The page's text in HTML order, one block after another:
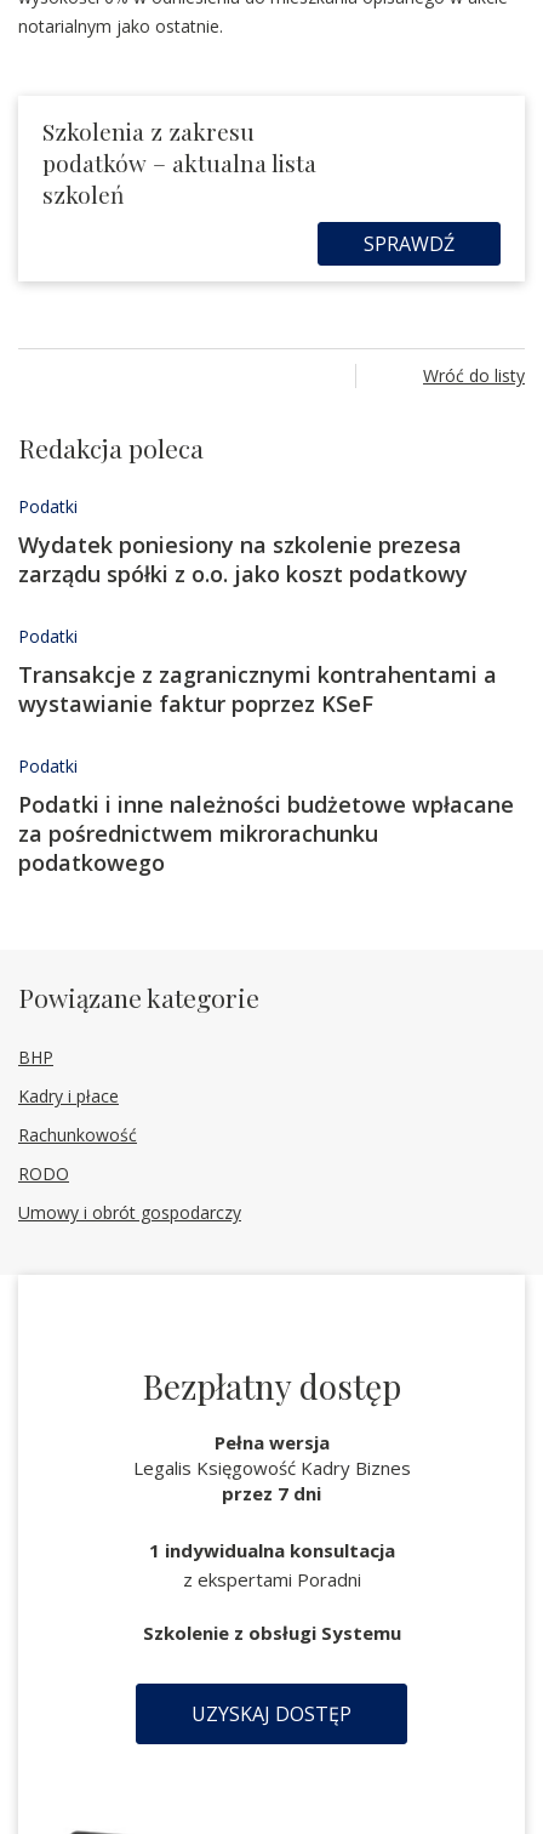
notarialnym jako ostatnie.
Szkolenia z zakresu
podatków – aktualna lista
szkoleń
SPRAWDŹ
Wróć do listy
Redakcja poleca
Podatki
Wydatek poniesiony na szkolenie prezesa
zarządu spółki z o.o. jako koszt podatkowy
Podatki
Transakcje z zagranicznymi kontrahentami a
wystawianie faktur poprzez KSeF
Podatki
Podatki i inne należności budżetowe wpłacane
za pośrednictwem mikrorachunku
podatkowego
Powiązane kategorie
BHP
Kadry i płace
Rachunkowość
RODO
Umowy i obrót gospodarczy
Bezpłatny dostęp
Pełna wersja
Legalis Księgowość Kadry Biznes
przez 7 dni
1 indywidualna konsultacja
z ekspertami Poradni
Szkolenie z obsługi Systemu
UZYSKAJ DOSTĘP